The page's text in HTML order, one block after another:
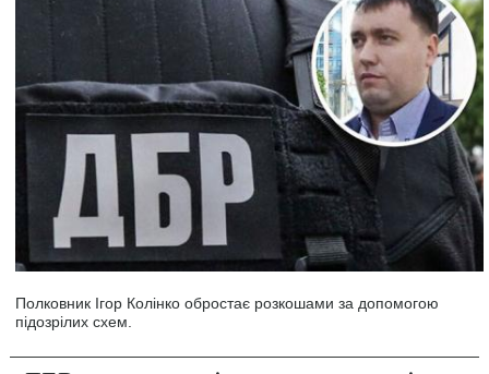
Полковник Ігор Колінко обростає розкошами за допомогою
підозрілих схем.